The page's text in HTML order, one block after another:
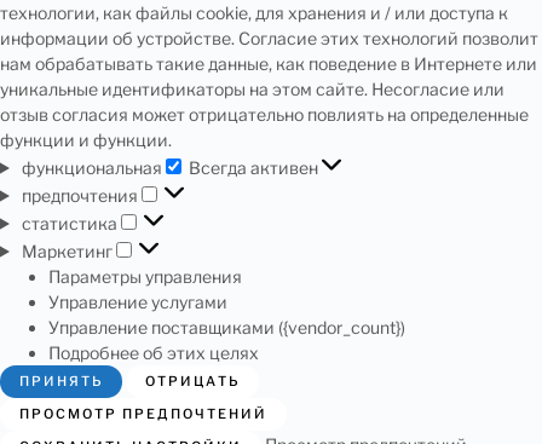
технологии, как файлы cookie, для хранения и / или доступа к
информации об устройстве. Согласие этих технологий позволит
нам обрабатывать такие данные, как поведение в Интернете или
уникальные идентификаторы на этом сайте. Несогласие или
отзыв согласия может отрицательно повлиять на определенные
функции и функции.
функциональная
Всегда активен
предпочтения
статистика
Маркетинг
Параметры управления
Управление услугами
Управление поставщиками ({vendor_count})
Подробнее об этих целях
ПРИНЯТЬ
ОТРИЦАТЬ
ПРОСМОТР ПРЕДПОЧТЕНИЙ